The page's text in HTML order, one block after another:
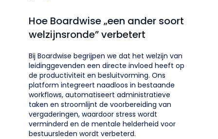
Hoe Boardwise „een ander soort
welzijnsronde” verbetert
Bij Boardwise begrijpen we dat het welzijn van
leidinggevenden een directe invloed heeft op
de productiviteit en besluitvorming. Ons
platform integreert naadloos in bestaande
workflows, automatiseert administratieve
taken en stroomlijnt de voorbereiding van
vergaderingen, waardoor stress wordt
verminderd en de mentale helderheid voor
bestuursleden wordt verbeterd.